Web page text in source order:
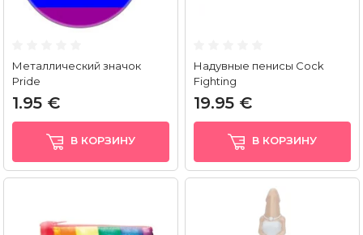
Металлический значок
Pride
1.95 €
В КОРЗИНУ
Надувные пенисы Cock
Fighting
19.95 €
В КОРЗИНУ